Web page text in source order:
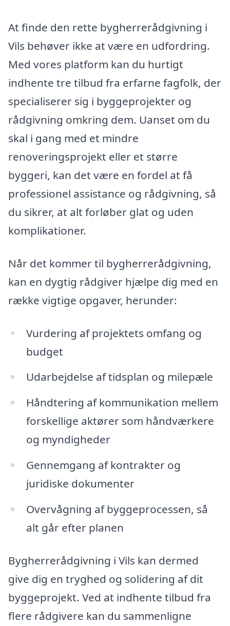
At finde den rette bygherrerådgivning i
Vils behøver ikke at være en udfordring.
Med vores platform kan du hurtigt
indhente tre tilbud fra erfarne fagfolk, der
specialiserer sig i byggeprojekter og
rådgivning omkring dem. Uanset om du
skal i gang med et mindre
renoveringsprojekt eller et større
byggeri, kan det være en fordel at få
professionel assistance og rådgivning, så
du sikrer, at alt forløber glat og uden
komplikationer.
Når det kommer til bygherrerådgivning,
kan en dygtig rådgiver hjælpe dig med en
række vigtige opgaver, herunder:
Vurdering af projektets omfang og
budget
Udarbejdelse af tidsplan og milepæle
Håndtering af kommunikation mellem
forskellige aktører som håndværkere
og myndigheder
Gennemgang af kontrakter og
juridiske dokumenter
Overvågning af byggeprocessen, så
alt går efter planen
Bygherrerådgivning i Vils kan dermed
give dig en tryghed og solidering af dit
byggeprojekt. Ved at indhente tilbud fra
flere rådgivere kan du sammenligne